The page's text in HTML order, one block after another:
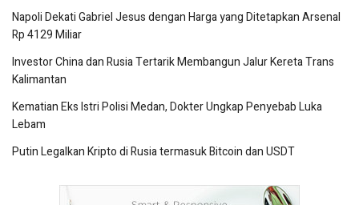
Napoli Dekati Gabriel Jesus dengan Harga yang Ditetapkan Arsenal
Rp 4129 Miliar
Investor China dan Rusia Tertarik Membangun Jalur Kereta Trans
Kalimantan
Kematian Eks Istri Polisi Medan, Dokter Ungkap Penyebab Luka
Lebam
Putin Legalkan Kripto di Rusia termasuk Bitcoin dan USDT